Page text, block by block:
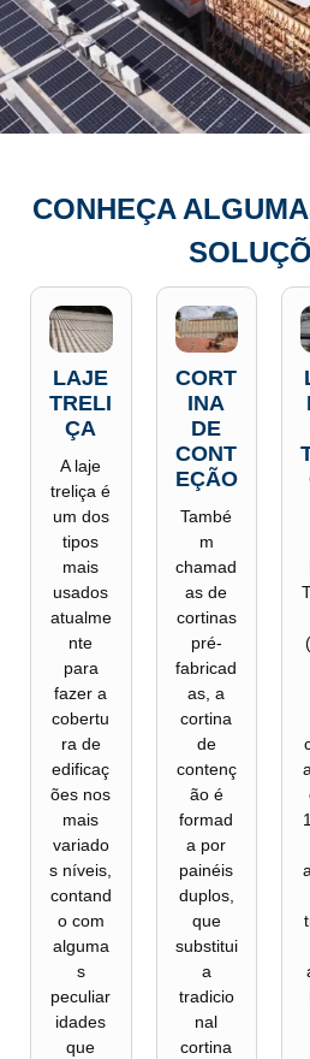
CONHEÇA
LAJE
TRELI
ÇA
A laje
treliça é
um dos
tipos
mais
usados
atualme
nte
para
fazer a
cobertu
ra de
edificaç
ões nos
mais
variado
s níveis,
contand
o com
alguma
s
peculiar
idades
que
CORT
INA
DE
CONT
EÇÃO​
També
m
chamad
as de
cortinas
pré-
fabricad
as, a
cortina
de
contenç
ão é
formad
a por
painéis
duplos,
que
substitui
a
tradicio
nal
cortina